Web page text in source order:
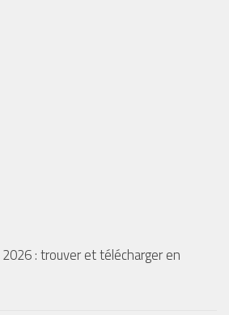
: trouver et télécharger en